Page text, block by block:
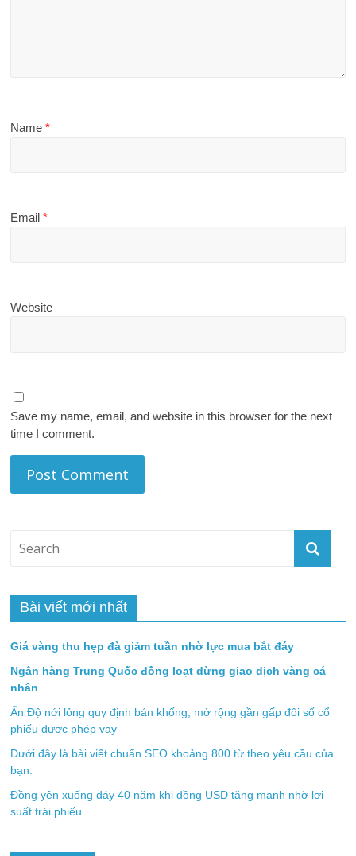
Name*
Email*
Website
Save my name, email, and website in this browser for the next
time I comment.
Bài viết mới nhất
Giá vàng thu hẹp đà giảm tuần nhờ lực mua bắt đáy
Ngân hàng Trung Quốc đồng loạt dừng giao dịch vàng cá
nhân
Ấn Độ nới lỏng quy định bán khống, mở rộng gần gấp đôi số cổ
phiếu được phép vay
Dưới đây là bài viết chuẩn SEO khoảng 800 từ theo yêu cầu của
bạn.
Đồng yên xuống đáy 40 năm khi đồng USD tăng mạnh nhờ lợi
suất trái phiếu